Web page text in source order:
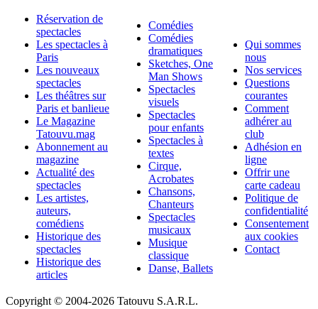
Réservation de
spectacles
Les spectacles à
Paris
Les nouveaux
spectacles
Les théâtres sur
Paris et banlieue
Le Magazine
Tatouvu.mag
Abonnement au
magazine
Actualité des
spectacles
Les artistes,
auteurs,
comédiens
Historique des
spectacles
Historique des
articles
Comédies
Comédies
dramatiques
Sketches, One
Man Shows
Spectacles
visuels
Spectacles
pour enfants
Spectacles à
textes
Cirque,
Acrobates
Chansons,
Chanteurs
Spectacles
musicaux
Musique
classique
Danse, Ballets
Qui sommes
nous
Nos services
Questions
courantes
Comment
adhérer au
club
Adhésion en
ligne
Offrir une
carte cadeau
Politique de
confidentialité
Consentement
aux cookies
Contact
Copyright © 2004-2026 Tatouvu S.A.R.L.